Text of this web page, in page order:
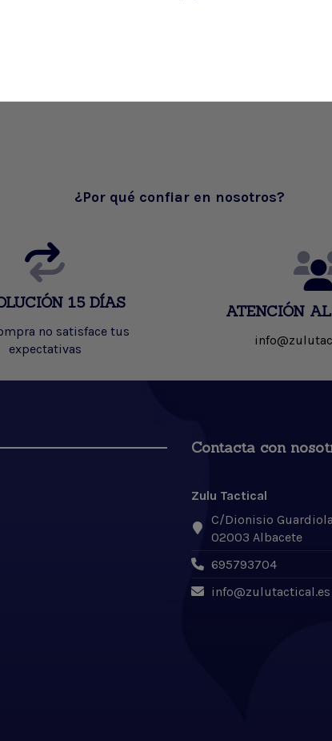
¿Por qué confiar en nosotros?
15 DÍAS
no satisface tus
expectativas
ATENCIÓN
Contacta con
Zulu Tactical
C/Dionisio
02003 Albacete
695793704
info@zulutactical.es